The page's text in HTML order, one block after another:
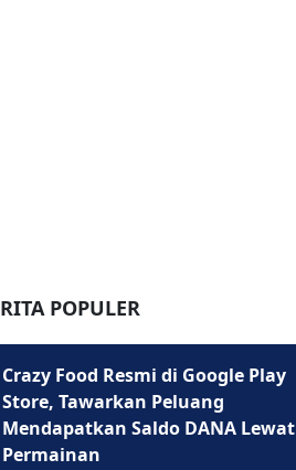
POPULER
Crazy Food Resmi di Google Play
Store, Tawarkan Peluang
Mendapatkan Saldo DANA Lewat
Permainan